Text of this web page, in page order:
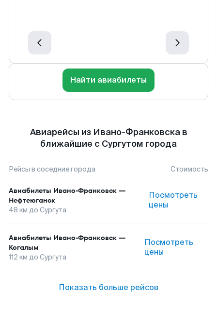
Найти авиабилеты
Авиарейсы из Ивано-Франковска в
ближайшие с Сургутом города
Рейсы в соседние города Стоимость
Авиабилеты Ивано-Франковск —
Нефтеюганск
48 км до Сургута
Посмотреть
цены
Авиабилеты Ивано-Франковск —
Когалым
112 км до Сургута
Посмотреть
цены
Показать больше рейсов